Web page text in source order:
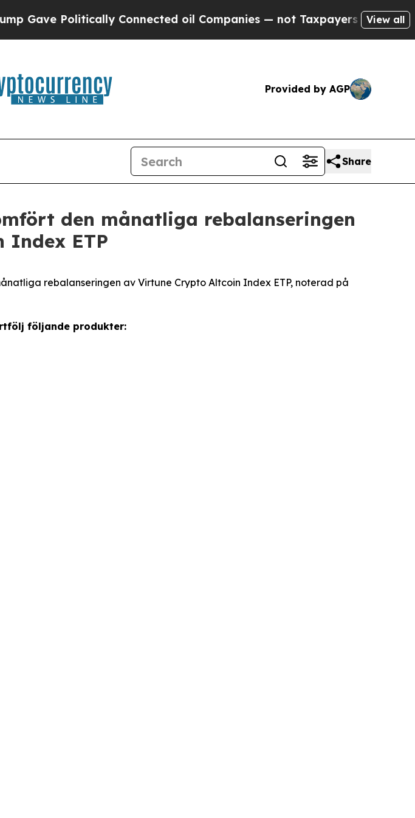
Connected oil Companies — not Taxpayers — the Chance to
View all
Provided by AGP
Share
den månatliga rebalanseringen
Index ETP
rebalanseringen av Virtune Crypto Altcoin Index ETP, noterad på
följande produkter: